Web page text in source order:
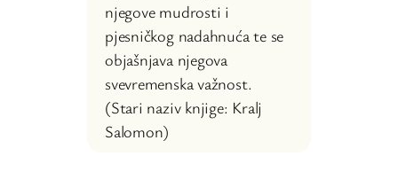
njegove mudrosti i
pjesničkog nadahnuća te se
objašnjava njegova
svevremenska važnost.
(Stari naziv knjige: Kralj
Salomon)